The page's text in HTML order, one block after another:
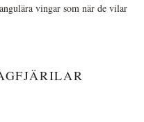
vingar som när de vilar